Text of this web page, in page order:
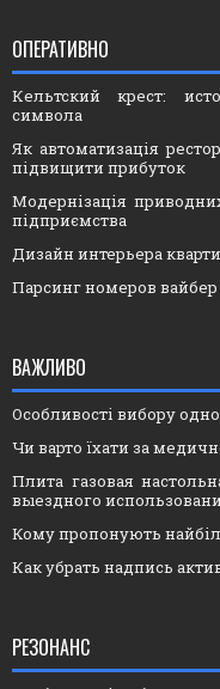
ОПЕРАТИВНО
Кельтский крест:
символа
Як автоматизація
підвищити прибуток
Модернізація
підприємства
Дизайн интерьера
Парсинг номеров вайбер
ВАЖЛИВО
Особливості вибору
Чи варто їхати за
Плита газовая
выездного
Кому пропонують
Как убрать надпись
РЕЗОНАНС